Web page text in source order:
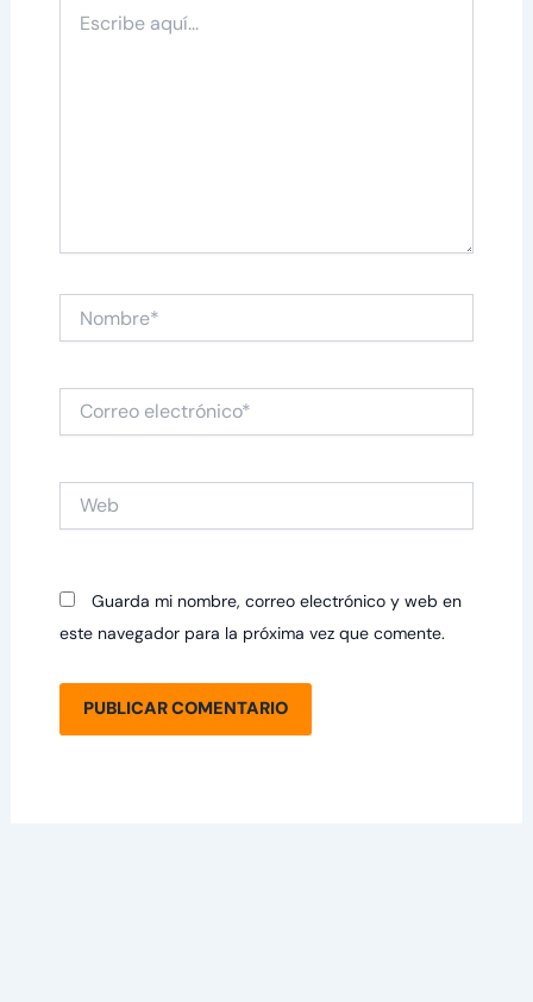
aquí...
Correo
electrónico*
Guarda mi nombre, correo electrónico y web en
este navegador para la próxima vez que comente.